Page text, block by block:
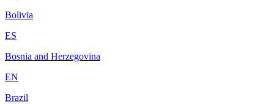
Bolivia
ES
Bosnia and Herzegovina
EN
Brazil